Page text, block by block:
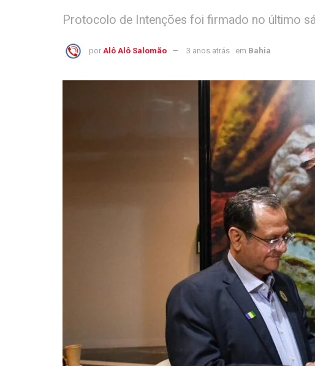
Protocolo de Intenções foi firmado no último
por Alô Alô Salomão 3 anos atrás em Bahia